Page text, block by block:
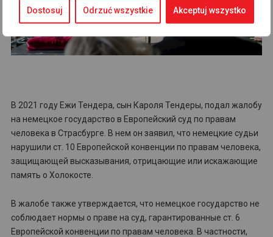
Dostosuj Odrzuć wszystkie Akceptuj wszystko
В 2021 году Ежи Тендера, сын Кароля Тендеры, подал жалобу
на немецкое государство в Европейский суд по правам
человека в Страсбурге. В нем он заявил, что немецкие судьи
нарушили ст. 10 Европейской конвенции по правам человека,
защищающей высказывания, отрицающие или искажающие
память о Холокосте.
В жалобе также утверждается, что немецкое государство не
соблюдает нормы о праве на суд, гарантированные ст. 6
Европейской конвенции по правам человека. В частности,